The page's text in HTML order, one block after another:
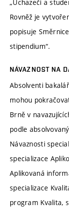
„Uchazeči a
Rovněž je
popisuje
stipendium“.
NÁVAZNOST NA
Absolventi
mohou
Brně v
podle
Návaznosti
specializace
Aplikovaná
specializace
program Kvalita,